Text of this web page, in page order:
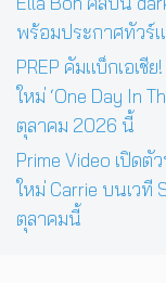
พร้อมประกาศทัวร์
PREP คัมแบ็กเอเชี
ใหม่ ‘One Day In
ตุลาคม 2026 นี้
Prime Video เปิด
ใหม่ Carrie บนเวที
ตุลาคมนี้